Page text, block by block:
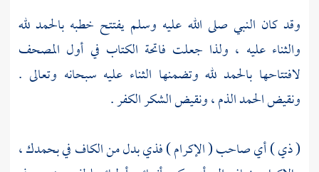
وقد كان النبي صلى الله عليه وسلم يفتتح خطبه بالحمد لله
والثناء عليه ، ولذا جعلت فاتحة الكتاب في أول المصحف
لافتتاحها بالحمد لله وتضمنها الثناء عليه سبحانه وتعالى .
ونقيض الحمد الذم ، ونقيض الشكر الكفر .
( ذي ) أي صاحب ( الإكرام ) فذي بدل من الكاف في بحمدك ،